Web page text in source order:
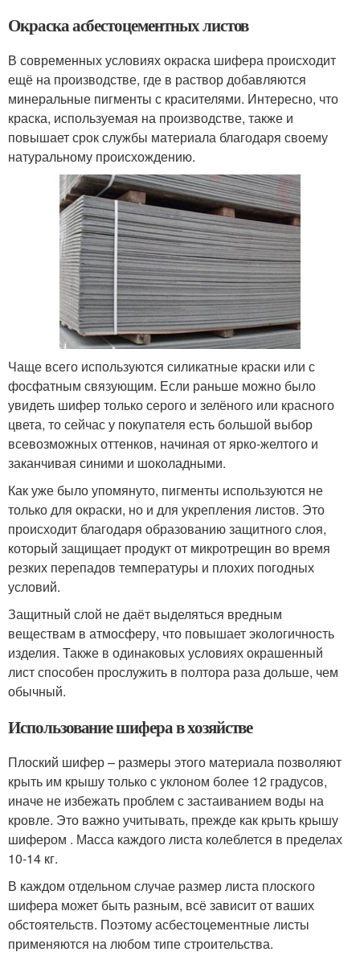
Окраска асбестоцементных листов
В современных условиях окраска шифера происходит
ещё на производстве, где в раствор добавляются
минеральные пигменты с красителями. Интересно, что
краска, используемая на производстве, также и
повышает срок службы материала благодаря своему
натуральному происхождению.
Чаще всего используются силикатные краски или с
фосфатным связующим. Если раньше можно было
увидеть шифер только серого и зелёного или красного
цвета, то сейчас у покупателя есть большой выбор
всевозможных оттенков, начиная от ярко-желтого и
заканчивая синими и шоколадными.
Как уже было упомянуто, пигменты используются не
только для окраски, но и для укрепления листов. Это
происходит благодаря образованию защитного слоя,
который защищает продукт от микротрещин во время
резких перепадов температуры и плохих погодных
условий.
Защитный слой не даёт выделяться вредным
веществам в атмосферу, что повышает экологичность
изделия. Также в одинаковых условиях окрашенный
лист способен прослужить в полтора раза дольше, чем
обычный.
Использование шифера в хозяйстве
Плоский шифер – размеры этого материала позволяют
крыть им крышу только с уклоном более 12 градусов,
иначе не избежать проблем с застаиванием воды на
кровле. Это важно учитывать, прежде как крыть крышу
шифером . Масса каждого листа колеблется в пределах
10-14 кг.
В каждом отдельном случае размер листа плоского
шифера может быть разным, всё зависит от ваших
обстоятельств. Поэтому асбестоцементные листы
применяются на любом типе строительства.